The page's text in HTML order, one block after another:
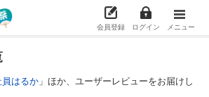
会員登録 ログイン メニュー
はるか 」ほか、ユーザーレビューをお届けし